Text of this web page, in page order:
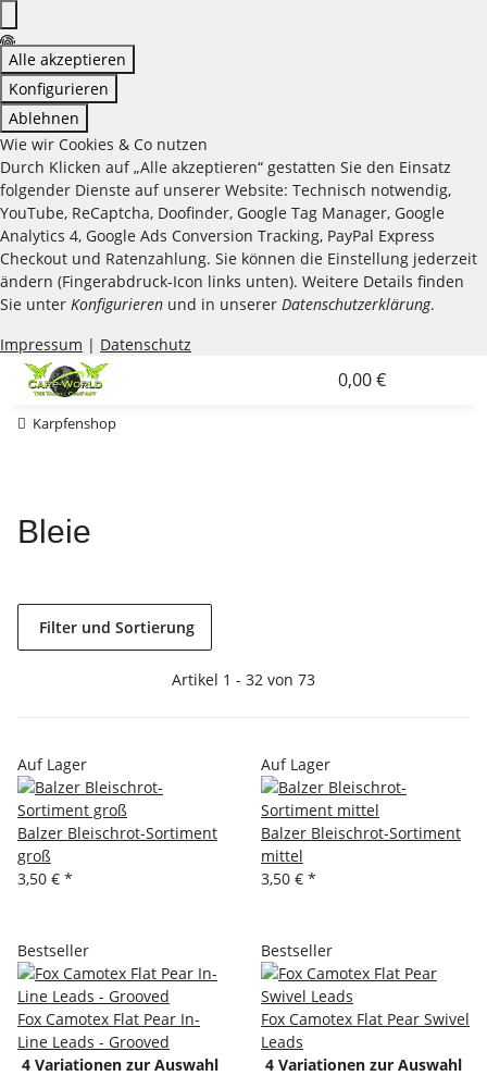
Alle akzeptieren
Konfigurieren
Ablehnen
Wie wir Cookies & Co nutzen
Durch Klicken auf „Alle akzeptieren“ gestatten Sie den Einsatz
folgender Dienste auf unserer Website: Technisch notwendig,
YouTube, ReCaptcha, Doofinder, Google Tag Manager, Google
Analytics 4, Google Ads Conversion Tracking, PayPal Express
Checkout und Ratenzahlung. Sie können die Einstellung jederzeit
ändern (Fingerabdruck-Icon links unten). Weitere Details finden
Sie unter Konfigurieren und in unserer Datenschutzerklärung.
Impressum | Datenschutz
0,00 €
Karpfenshop
Bleie
Filter und Sortierung
Artikel 1 - 32 von 73
Auf Lager
Balzer Bleischrot-Sortiment
groß
3,50 € *
Auf Lager
Balzer Bleischrot-Sortiment
mittel
3,50 € *
Bestseller
Fox Camotex Flat Pear In-
Line Leads - Grooved
4 Variationen zur Auswahl
Bestseller
Fox Camotex Flat Pear Swivel
Leads
4 Variationen zur Auswahl